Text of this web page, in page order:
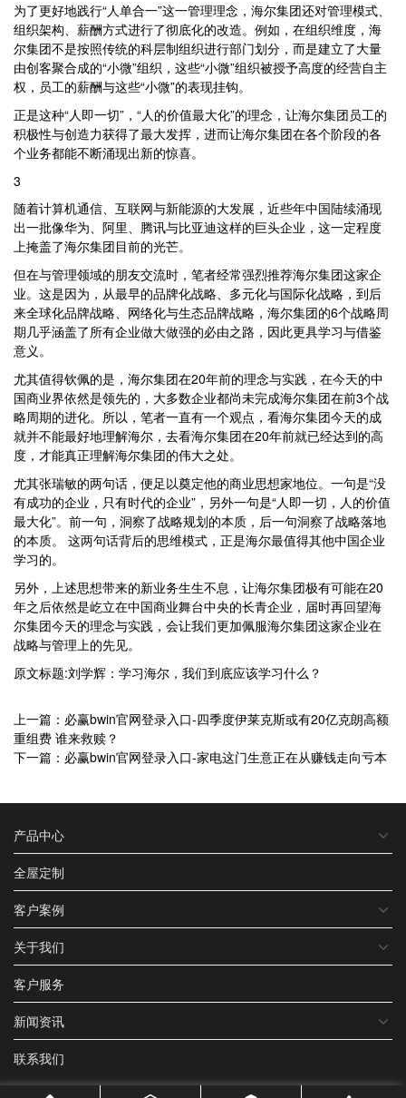
为了更好地践行“人单合一”这一管理理念，海尔集团还对管理模式、
组织架构、薪酬方式进行了彻底化的改造。例如，在组织维度，海
尔集团不是按照传统的科层制组织进行部门划分，而是建立了大量
由创客聚合成的“小微”组织，这些“小微”组织被授予高度的经营自主
权，员工的薪酬与这些“小微”的表现挂钩。
正是这种“人即一切”，“人的价值最大化”的理念，让海尔集团员工的
积极性与创造力获得了最大发挥，进而让海尔集团在各个阶段的各
个业务都能不断涌现出新的惊喜。
3
随着计算机通信、互联网与新能源的大发展，近些年中国陆续涌现
出一批像华为、阿里、腾讯与比亚迪这样的巨头企业，这一定程度
上掩盖了海尔集团目前的光芒。
但在与管理领域的朋友交流时，笔者经常强烈推荐海尔集团这家企
业。这是因为，从最早的品牌化战略、多元化与国际化战略，到后
来全球化品牌战略、网络化与生态品牌战略，海尔集团的6个战略周
期几乎涵盖了所有企业做大做强的必由之路，因此更具学习与借鉴
意义。
尤其值得钦佩的是，海尔集团在20年前的理念与实践，在今天的中
国商业界依然是领先的，大多数企业都尚未完成海尔集团在前3个战
略周期的进化。所以，笔者一直有一个观点，看海尔集团今天的成
就并不能最好地理解海尔，去看海尔集团在20年前就已经达到的高
度，才能真正理解海尔集团的伟大之处。
尤其张瑞敏的两句话，便足以奠定他的商业思想家地位。一句是“没
有成功的企业，只有时代的企业”，另外一句是“人即一切，人的价值
最大化”。前一句，洞察了战略规划的本质，后一句洞察了战略落地
的本质。 这两句话背后的思维模式，正是海尔最值得其他中国企业
学习的。
另外，上述思想带来的新业务生生不息，让海尔集团极有可能在20
年之后依然是屹立在中国商业舞台中央的长青企业，届时再回望海
尔集团今天的理念与实践，会让我们更加佩服海尔集团这家企业在
战略与管理上的先见。
原文标题:刘学辉：学习海尔，我们到底应该学习什么？
上一篇：必赢bwin官网登录入口-四季度伊莱克斯或有20亿克朗高额
重组费 谁来救赎？
下一篇：必赢bwin官网登录入口-家电这门生意正在从赚钱走向亏本
产品中心
全屋定制
客户案例
关于我们
客户服务
新闻资讯
联系我们